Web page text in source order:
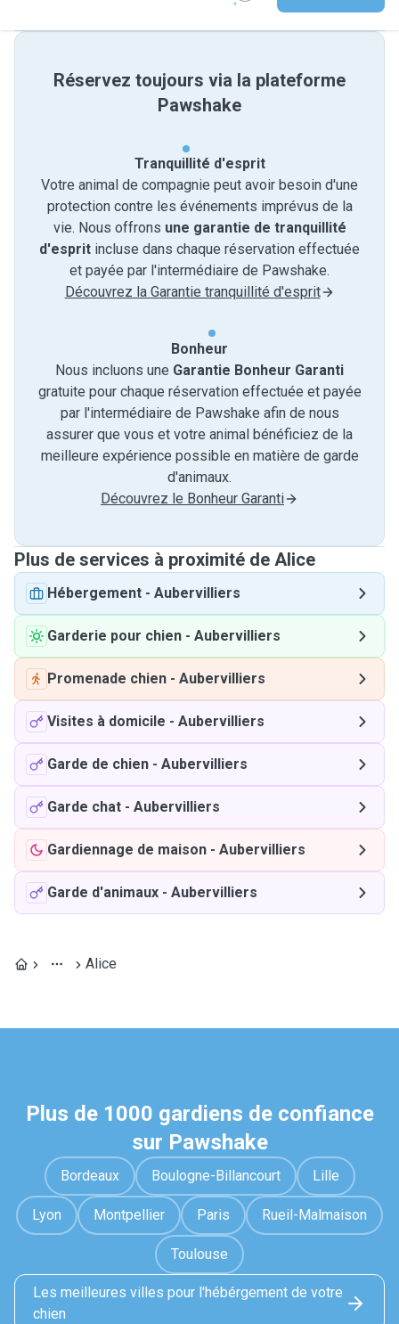
Réservez toujours via la plateforme
Pawshake
Tranquillité d'esprit
Votre animal de compagnie peut avoir besoin d'une
protection contre les événements imprévus de la
vie. Nous offrons une garantie de tranquillité
d'esprit incluse dans chaque réservation effectuée
et payée par l'intermédiaire de Pawshake.
Découvrez la Garantie tranquillité d'esprit
Bonheur
Nous incluons une Garantie Bonheur Garanti
gratuite pour chaque réservation effectuée et payée
par l'intermédiaire de Pawshake afin de nous
assurer que vous et votre animal bénéficiez de la
meilleure expérience possible en matière de garde
d'animaux.
Découvrez le Bonheur Garanti
Plus de services à proximité de Alice
Hébergement - Aubervilliers
Garderie pour chien - Aubervilliers
Promenade chien - Aubervilliers
Visites à domicile - Aubervilliers
Garde de chien - Aubervilliers
Garde chat - Aubervilliers
Gardiennage de maison - Aubervilliers
Garde d'animaux - Aubervilliers
Alice
Plus de 1000 gardiens de confiance
sur Pawshake
Bordeaux Boulogne-Billancourt Lille
Lyon Montpellier Paris Rueil-Malmaison
Toulouse
Les meilleures villes pour l'hébérgement de votre
chien